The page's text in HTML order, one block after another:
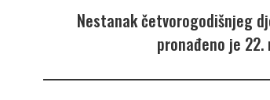
Nestanak četvorogodišnjeg
pronađeno je